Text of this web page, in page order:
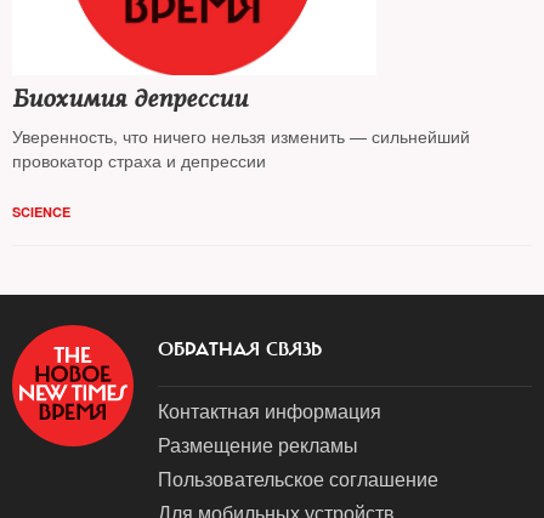
Биохимия депрессии
Уверенность, что ничего нельзя изменить — сильнейший
провокатор страха и депрессии
SCIENCE
ОБРАТНАЯ СВЯЗЬ
Контактная информация
Размещение рекламы
Пользовательское соглашение